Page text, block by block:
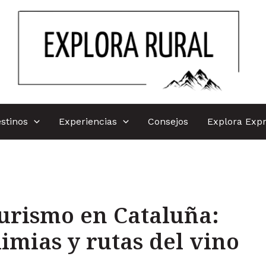
Experiencias Consejos Explora
en Cataluña:
y rutas del vino